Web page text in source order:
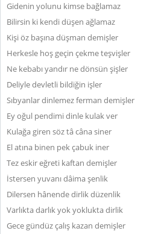
Gidenin yolunu kimse bağlamaz
Bilirsin ki kendi düşen ağlamaz
Kişi öz başına düşman demişler
Herkesle hoş geçin çekme teşvişler
Ne kebabı yandır ne dönsün şişler
Deliyle devletli bildiğin işler
Sıbyanlar dinlemez ferman demişler
Ey oğul pendimi dinle kulak ver
Kulağa giren söz tâ câna siner
El atına binen pek çabuk iner
Tez eskir eğreti kaftan demişler
İstersen yuvanı dâima şenlik
Dilersen hânende dirlik düzenlik
Varlıkta darlık yok yoklukta dirlik
Gece gündüz çalış kazan demişler